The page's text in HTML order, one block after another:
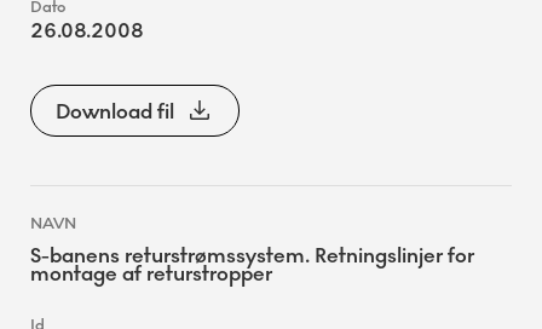
26.08.2008
Download fil
S-banens returstrømssystem. Retningslinjer for
montage af returstropper